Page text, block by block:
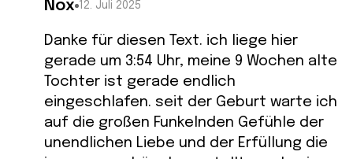
Nox 12. Juli 2025
Danke für diesen Text. ich liege hier
gerade um 3:54 Uhr, meine 9 Wochen alte
Tochter ist gerade endlich
eingeschlafen. seit der Geburt warte ich
auf die großen Funkelnden Gefühle der
unendlichen Liebe und der Erfüllung die